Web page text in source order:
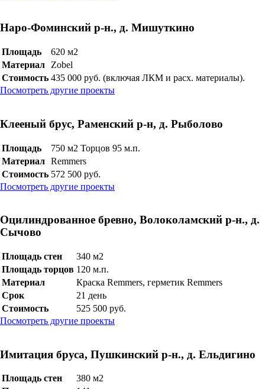
Наро-Фоминский р-н., д. Мишуткино
Площадь
620 м2
Материал
Zobel
Стоимость 435 000 руб. (включая ЛКМ и расх. материалы).
Посмотреть другие проекты
Клееный брус, Раменский р-н, д. Рыболово
Площадь
750 м2 Торцов 95 м.п.
Материал Remmers
Стоимость 572 500 руб.
Посмотреть другие проекты
Оцилиндрованное бревно, Волоколамский р-н., д.
Сычово
Площадь стен
340 м2
Площадь торцов 120 м.п.
Материал
Краска Remmers, герметик Remmers
Срок
21 день
Стоимость
525 500 руб.
Посмотреть другие проекты
Имитация бруса, Пушкинский р-н., д. Ельдигино
Площадь стен
380 м2